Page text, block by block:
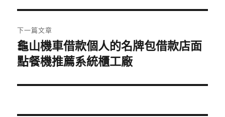
覽
文
章:
下一篇文章
下
一
文
龜山機車借款個人的名牌包借款店面
點餐機推薦系統櫃工廠